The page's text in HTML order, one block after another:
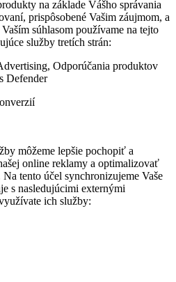
na základe Vášho správania
prispôsobené Vašim záujmom, a
súhlasom používame na tejto
služby tretích strán:
Odporúčania produktov
Defender
môžeme lepšie pochopiť a
online reklamy a optimalizovať
tento účel synchronizujeme Vaše
s nasledujúcimi externými
ich služby: